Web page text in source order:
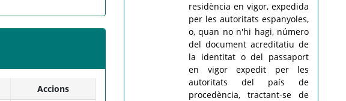
Accions
residència en vigor, expedida
per les autoritats espanyoles,
o, quan no n'hi hagi, número
del document acreditatiu de
la identitat o del passaport
en vigor expedit per les
autoritats del país de
procedència, tractant-se de